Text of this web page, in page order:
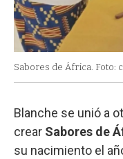
Sabores de África. Foto:
Blanche se unió a
crear Sabores de
su nacimiento el